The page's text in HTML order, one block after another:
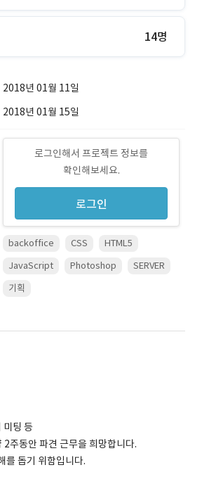
14명
2018년 01월 11일
2018년 01월 15일
로그인해서 프로젝트 정보를
확인해보세요.
로그인
backoffice CSS
HTML5
JavaScript
Photoshop
SERVER
기획
미팅 등
2주동안 파견 근무을 희망합니다.
를 돕기 위함입니다.